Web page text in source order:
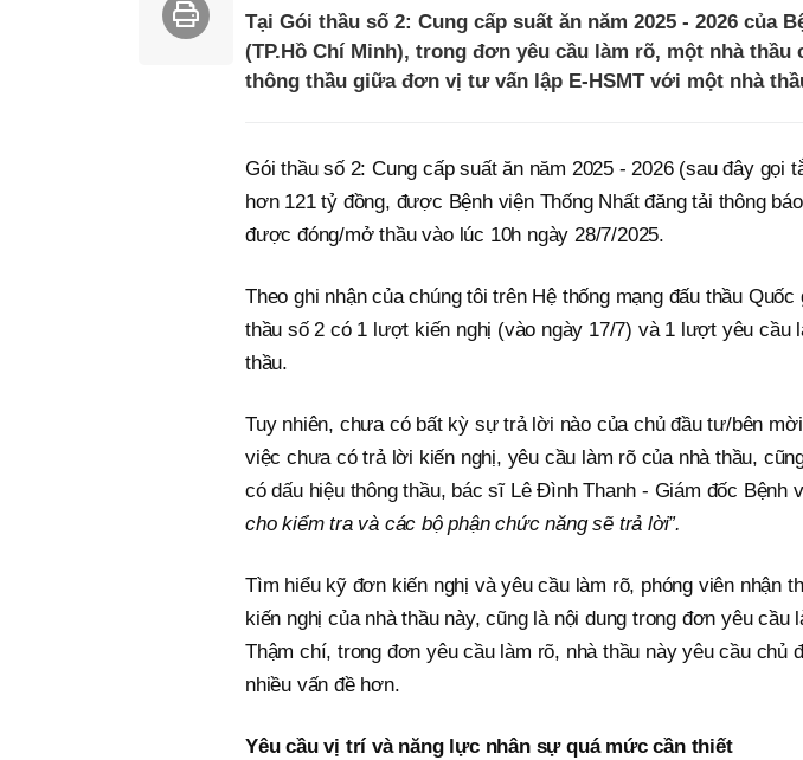
Tại Gói thầu số 2: Cung cấp suất ăn năm 2025 - 2026 của
(TP.Hồ Chí Minh), trong đơn yêu cầu làm rõ, một nhà thầu
thông thầu giữa đơn vị tư vấn lập E-HSMT với một nhà
Gói thầu số 2: Cung cấp suất ăn năm 2025 - 2026 (sau đây gọi
hơn 121 tỷ đồng, được Bệnh viện Thống Nhất đăng tải thông
được đóng/mở thầu vào lúc 10h ngày 28/7/2025.
Theo ghi nhận của chúng tôi trên Hệ thống mạng đấu thầu
thầu số 2 có 1 lượt kiến nghị (vào ngày 17/7) và 1 lượt yêu cầu
thầu.
Tuy nhiên, chưa có bất kỳ sự trả lời nào của chủ đầu tư/bên
việc chưa có trả lời kiến nghị, yêu cầu làm rõ của nhà thầu,
có dấu hiệu thông thầu, bác sĩ Lê Đình Thanh - Giám đốc Bệnh
cho kiểm tra và các bộ phận chức năng sẽ trả lời”.
Tìm hiểu kỹ đơn kiến nghị và yêu cầu làm rõ, phóng viên nhận
kiến nghị của nhà thầu này, cũng là nội dung trong đơn yêu cầu
Thậm chí, trong đơn yêu cầu làm rõ, nhà thầu này yêu cầu chủ
nhiều vấn đề hơn.
Yêu cầu vị trí và năng lực nhân sự quá mức cần thiết